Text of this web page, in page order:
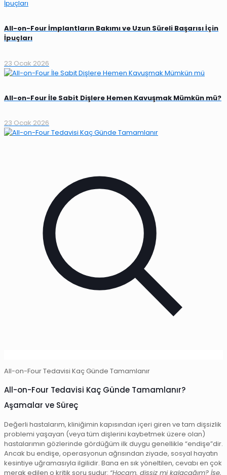
All-on-Four İmplantların Bakımı ve Uzun Süreli Başarısı İçin
İpuçları
23 Ocak 2026
All-on-Four İle Sabit Dişlere Hemen Kavuşmak Mümkün mü?
23 Ocak 2026
All-on-Four Tedavisi Kaç Günde Tamamlanır
All-on-Four Tedavisi Kaç Günde Tamamlanır?
Aşamalar ve Süreç
Değerli hastalarım, kliniğimin kapısından içeri giren ve tam dişsizlik
problemi yaşayan (veya tüm dişlerini kaybetmek üzere olan)
hastalarımın gözlerinde gördüğüm ilk duygu genellikle “endişe”dir.
Ancak bu endişe, operasyonun ağrısından ziyade, sosyal hayatın
kesintiye uğramasıyla ilgilidir. Bana en sık yöneltilen, cevabı en çok
merak edilen o kritik soru şudur: “Hocam, dişsiz mi kalacağım? İşe,